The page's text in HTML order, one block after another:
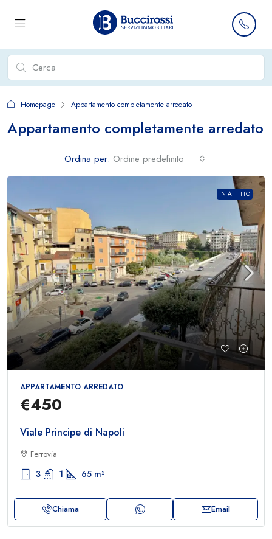
Homepage Appartamento completamente arredato
Appartamento completamente arredato
Ordina per: Ordine predefinito
IN AFFITTO
APPARTAMENTO ARREDATO
€450
Viale Principe di Napoli
Ferrovia
3 1 65 m²
Chiama Email